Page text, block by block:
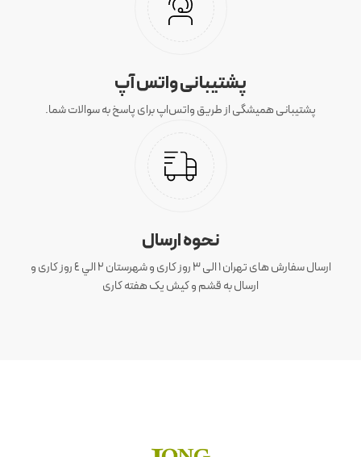
پشتیبانی واتس آپ
پشتیبانی همیشگی از طریق واتس‌اپ برای پاسخ به سوالات شما.
نحوه ارسال
ارسال سفارش های تهران 1 الی 3 روز کاری و شهرستان ٢ الي ٤ روز کاری و
ارسال به قشم و کیش یک هفته کاری